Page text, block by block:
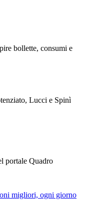
bollette, consumi e
Lucci e Spinì
portale Quadro
migliori, ogni giorno